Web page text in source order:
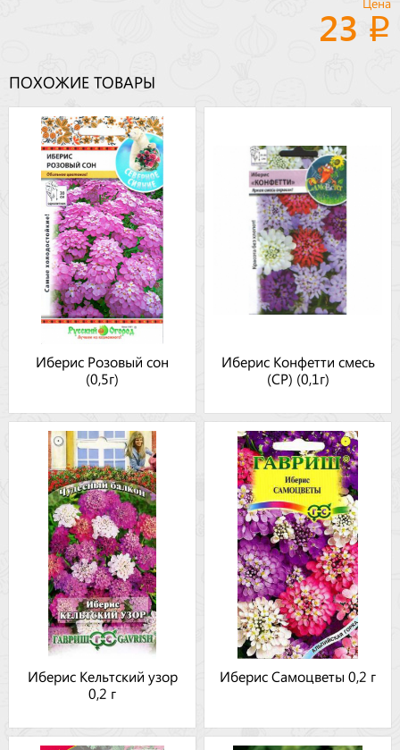
Цена
23
ПОХОЖИЕ ТОВАРЫ
Иберис Розовый сон
(0,5г)
Иберис Конфетти смесь
(СР) (0,1г)
Иберис Кельтский узор
0,2 г
Иберис Самоцветы 0,2 г